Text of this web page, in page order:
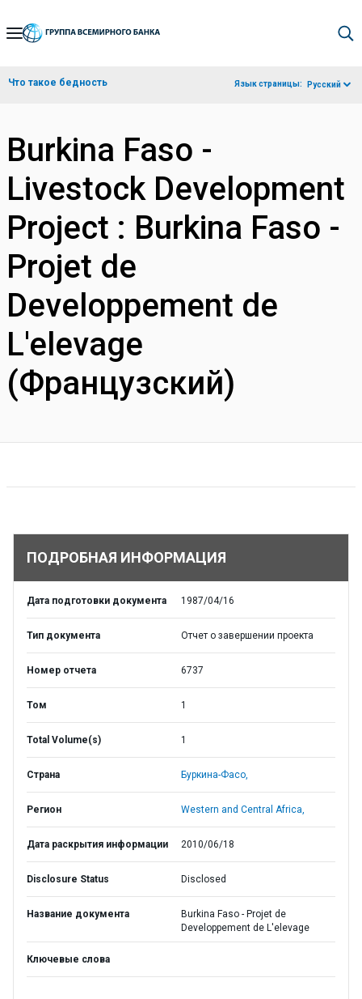
Skip
Navigation
Что такое бедность Язык страницы: Русский
Burkina Faso -
Livestock Development
Project : Burkina Faso -
Projet de
Developpement de
L'elevage
(Французский)
ПОДРОБНАЯ ИНФОРМАЦИЯ
Дата подготовки документа 1987/04/16
Тип документа Отчет о завершении проекта
Номер отчета 6737
Том 1
Total Volume(s) 1
Страна Буркина-Фасо,
Регион Western and Central Africa,
Дата раскрытия информации 2010/06/18
Disclosure Status Disclosed
Название документа
Burkina Faso - Projet de
Developpement de L'elevage
Ключевые слова